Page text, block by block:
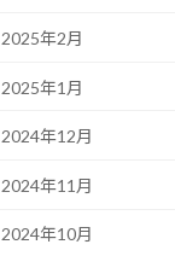
2025年2月
2025年1月
2024年12月
2024年11月
2024年10月